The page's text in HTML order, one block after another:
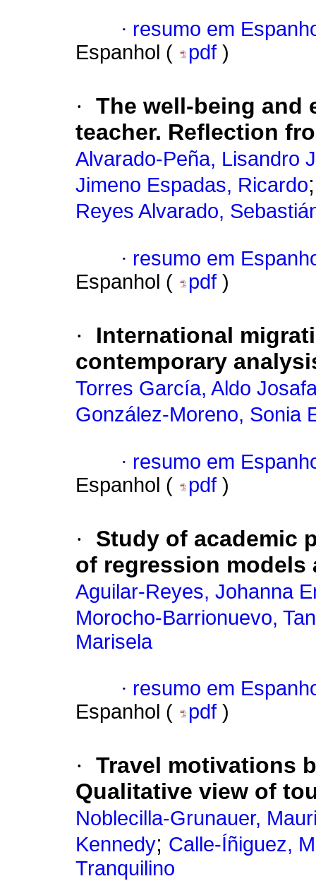
· resumo em
Espanhol (
pdf )
· The well-being and
teacher. Reflection
Alvarado-Peña, Lisandro
Jimeno Espadas, Ricardo
Reyes Alvarado,
· resumo em
Espanhol (
pdf )
·
International
contemporary
Torres García, Aldo
González-Moreno, Sonia
· resumo em
Espanhol (
pdf )
·
Study of academic
of regression
Aguilar-Reyes, Johanna
Morocho-Barrionuevo,
Marisela
· resumo em
Espanhol (
pdf )
· Travel motivations
Qualitative view of
Noblecilla-Grunauer,
Kennedy; Calle-Íñiguez,
Tranquilino